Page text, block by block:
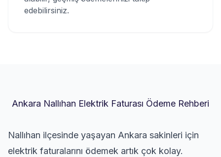
edebilirsiniz.
Ankara Nallıhan Elektrik Faturası Ödeme Rehberi
Nallıhan ilçesinde yaşayan Ankara sakinleri için
elektrik faturalarını ödemek artık çok kolay.